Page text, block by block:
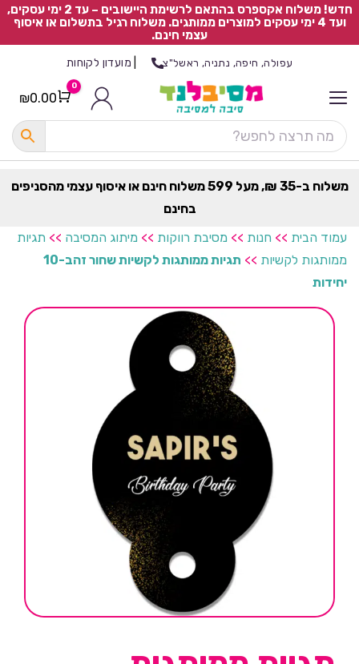
חדש! משלוח אקספרס בהתאם לרשימת היישובים – עד 2 ימי עסקים,
ועד 4 ימי עסקים למוצרים ממותגים. משלוח רגיל בתשלום או איסוף
עצמי חינם.
עפולה, חיפה, נתניה, ראשל"צ מועדון לקוחות
Cart
0
₪0.00
משלוח ב-35 ₪, מעל 599 משלוח חינם או איסוף עצמי מהסניפים
בחינם
עמוד הבית >> חנות >> מסיבת רווקות >> מיתוג המסיבה >> תגיות
ממותגות לקשיות >>
תגיות ממותגות לקשיות שחור זהב-10
יחידות